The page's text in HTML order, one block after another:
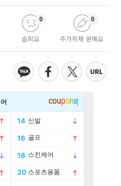
슬퍼요
0
추가취재 원해요
0